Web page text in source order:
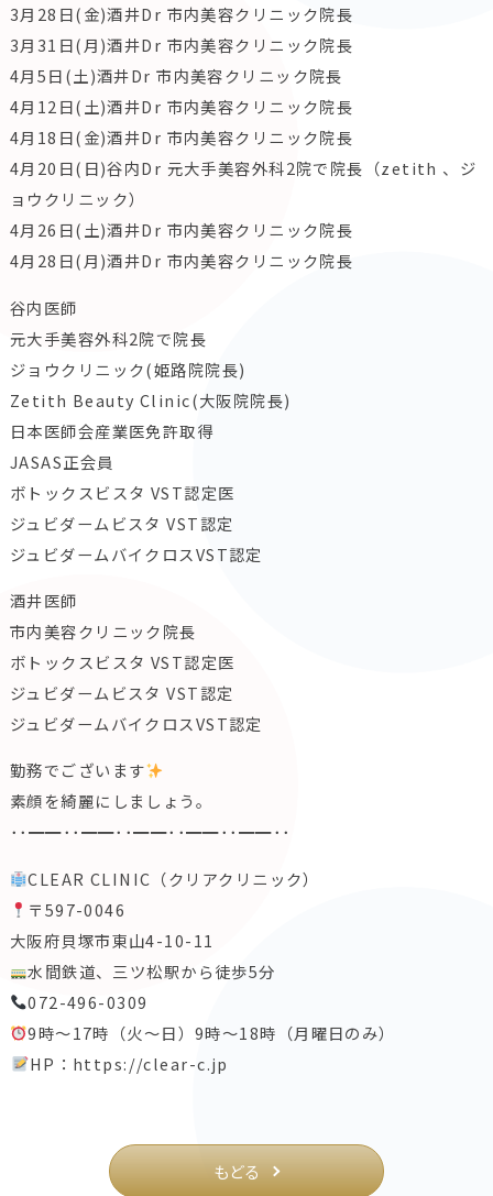
3月28日(金)酒井Dr 市内美容クリニック院長
3月31日(月)酒井Dr 市内美容クリニック院長
4月5日(土)酒井Dr 市内美容クリニック院長
4月12日(土)酒井Dr 市内美容クリニック院長
4月18日(金)酒井Dr 市内美容クリニック院長
4月20日(日)谷内Dr 元大手美容外科2院で院長（zetith 、ジ
ョウクリニック）
4月26日(土)酒井Dr 市内美容クリニック院長
4月28日(月)酒井Dr 市内美容クリニック院長
谷内医師
元大手美容外科2院で院長
ジョウクリニック(姫路院院長)
Zetith Beauty Clinic(大阪院院長)
日本医師会産業医免許取得
JASAS正会員
ボトックスビスタ VST認定医
ジュビダームビスタ VST認定
ジュビダームバイクロスVST認定
酒井医師
市内美容クリニック院長
ボトックスビスタ VST認定医
ジュビダームビスタ VST認定
ジュビダームバイクロスVST認定
勤務でございます
素顔を綺麗にしましょう。
･･━━･･━━･･━━･･━━･･━━･･
CLEAR CLINIC（クリアクリニック）
〒597-0046
大阪府貝塚市東山4-10-11
水間鉄道、三ツ松駅から徒歩5分
072-496-0309
9時〜17時（火〜日）9時〜18時（月曜日のみ）
HP：https://clear-c.jp
もどる